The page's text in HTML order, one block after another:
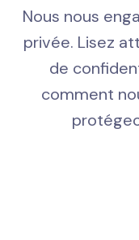
Nous nous
privée. Lisez
de
comment